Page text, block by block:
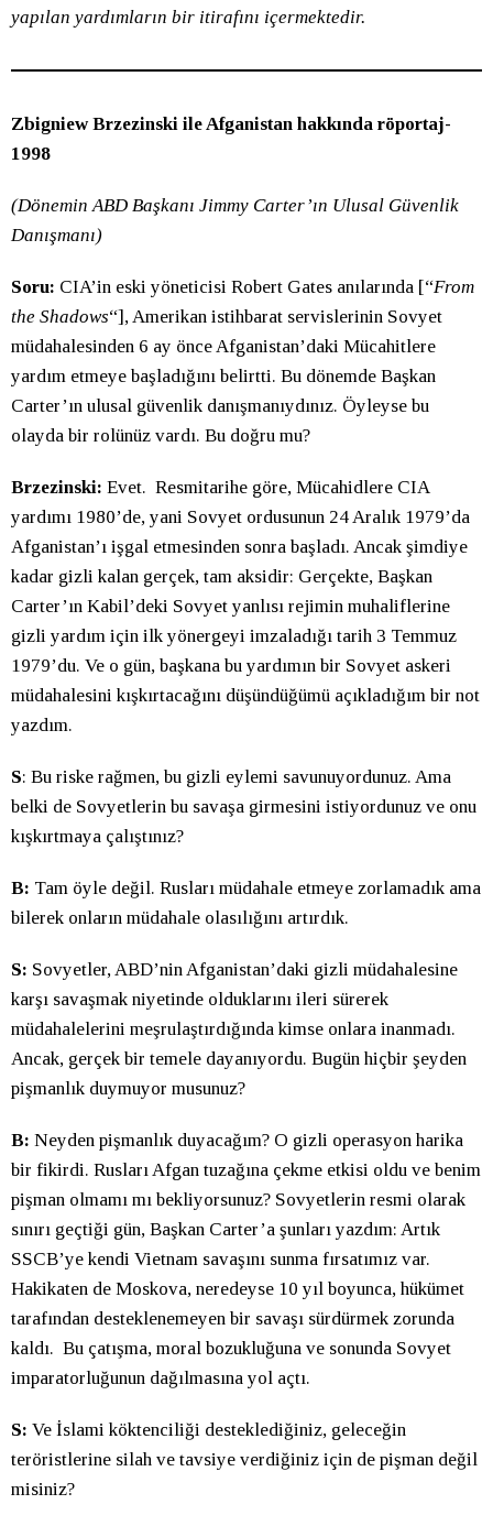
yapılan yardımların bir itirafını içermektedir.
Zbigniew Brzezinski ile Afganistan hakkında röportaj-
1998
(Dönemin ABD Başkanı Jimmy Carter’ın Ulusal Güvenlik
Danışmanı)
Soru: CIA’in eski yöneticisi Robert Gates anılarında [“From
the Shadows“], Amerikan istihbarat servislerinin Sovyet
müdahalesinden 6 ay önce Afganistan’daki Mücahitlere
yardım etmeye başladığını belirtti. Bu dönemde Başkan
Carter’ın ulusal güvenlik danışmanıydınız. Öyleyse bu
olayda bir rolünüz vardı. Bu doğru mu?
Brzezinski: Evet. Resmitarihe göre, Mücahidlere CIA
yardımı 1980’de, yani Sovyet ordusunun 24 Aralık 1979’da
Afganistan’ı işgal etmesinden sonra başladı. Ancak şimdiye
kadar gizli kalan gerçek, tam aksidir: Gerçekte, Başkan
Carter’ın Kabil’deki Sovyet yanlısı rejimin muhaliflerine
gizli yardım için ilk yönergeyi imzaladığı tarih 3 Temmuz
1979’du. Ve o gün, başkana bu yardımın bir Sovyet askeri
müdahalesini kışkırtacağını düşündüğümü açıkladığım bir not
yazdım.
S: Bu riske rağmen, bu gizli eylemi savunuyordunuz. Ama
belki de Sovyetlerin bu savaşa girmesini istiyordunuz ve onu
kışkırtmaya çalıştınız?
B: Tam öyle değil. Rusları müdahale etmeye zorlamadık ama
bilerek onların müdahale olasılığını artırdık.
S: Sovyetler, ABD’nin Afganistan’daki gizli müdahalesine
karşı savaşmak niyetinde olduklarını ileri sürerek
müdahalelerini meşrulaştırdığında kimse onlara inanmadı.
Ancak, gerçek bir temele dayanıyordu. Bugün hiçbir şeyden
pişmanlık duymuyor musunuz?
B: Neyden pişmanlık duyacağım? O gizli operasyon harika
bir fikirdi. Rusları Afgan tuzağına çekme etkisi oldu ve benim
pişman olmamı mı bekliyorsunuz? Sovyetlerin resmi olarak
sınırı geçtiği gün, Başkan Carter’a şunları yazdım: Artık
SSCB’ye kendi Vietnam savaşını sunma fırsatımız var.
Hakikaten de Moskova, neredeyse 10 yıl boyunca, hükümet
tarafından desteklenemeyen bir savaşı sürdürmek zorunda
kaldı. Bu çatışma, moral bozukluğuna ve sonunda Sovyet
imparatorluğunun dağılmasına yol açtı.
S: Ve İslami köktenciliği desteklediğiniz, geleceğin
teröristlerine silah ve tavsiye verdiğiniz için de pişman değil
misiniz?